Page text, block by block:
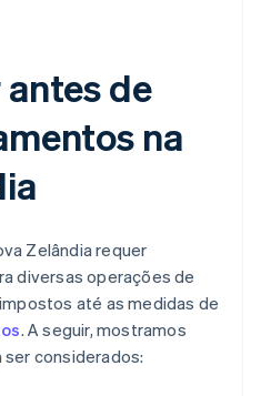
de
na
Zelândia requer
diversas operações de
até as medidas de
. A seguir, mostramos
considerados: